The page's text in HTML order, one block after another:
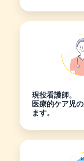
現役看護師。
医療的ケア児
ます。